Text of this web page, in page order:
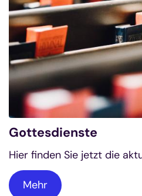
Gottesdienste
Hier finden Sie jetzt die
Mehr